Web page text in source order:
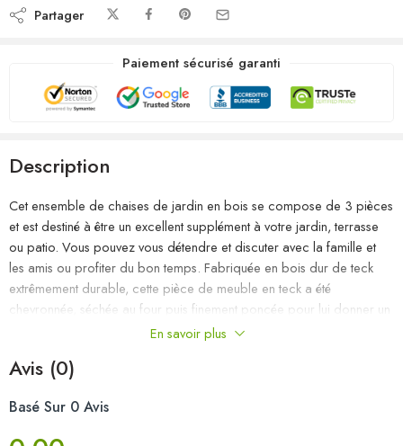
Partager
Paiement sécurisé garanti
Description
Cet ensemble de chaises de jardin en bois se compose de 3 pièces
et est destiné à être un excellent supplément à votre jardin, terrasse
ou patio. Vous pouvez vous détendre et discuter avec la famille et
les amis ou profiter du bon temps. Fabriquée en bois dur de teck
extrêmement durable, cette pièce de meuble en teck a été
chevronnée, séchée au four puis finement poncée pour lui donner un
aspect très lisse. Le bois de teck est connu pour sa résistance
meubles de jardin que tout autre type de bois. Le bois de teck est le
durable. La surface poncée est facile à nettoyer avec un chiffon
En savoir plus
Avis (0)
Basé Sur 0 Avis